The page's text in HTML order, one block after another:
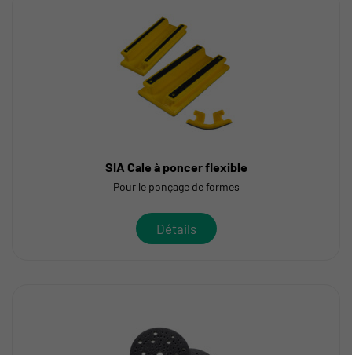
SIA Cale à poncer flexible
Pour le ponçage de formes
Détails